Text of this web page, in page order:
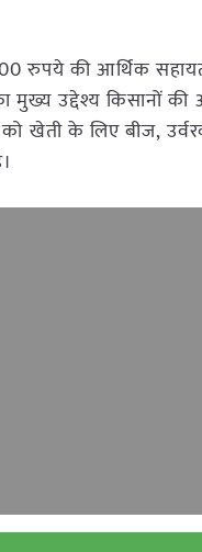
की आर्थिक सहायता
मुख्य उद्देश्य किसानों
को खेती के लिए बीज,